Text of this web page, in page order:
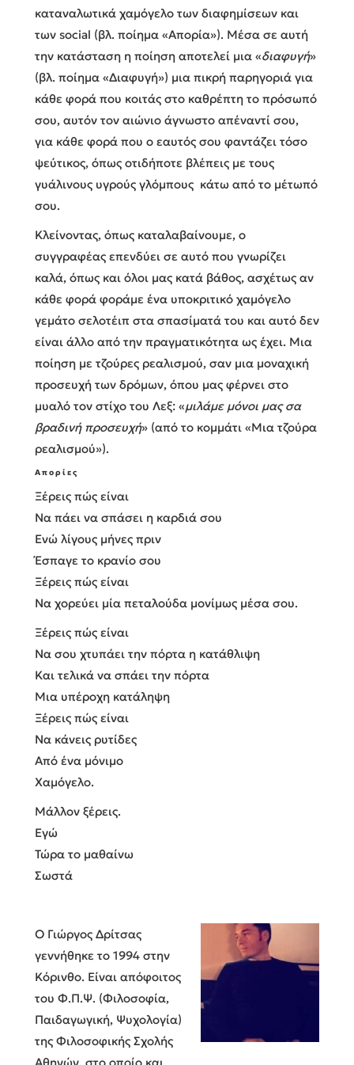
καταναλωτικά χαμόγελο των διαφημίσεων και
των social (βλ. ποίημα «Απορία»). Μέσα σε αυτή
την κατάσταση η ποίηση αποτελεί μια «διαφυγή»
(βλ. ποίημα «Διαφυγή») μια πικρή παρηγοριά για
κάθε φορά που κοιτάς στο καθρέπτη το πρόσωπό
σου, αυτόν τον αιώνιο άγνωστο απέναντί σου,
για κάθε φορά που ο εαυτός σου φαντάζει τόσο
ψεύτικος, όπως οτιδήποτε βλέπεις με τους
γυάλινους υγρούς γλόμπους κάτω από το μέτωπό
σου.
Κλείνοντας, όπως καταλαβαίνουμε, ο
συγγραφέας επενδύει σε αυτό που γνωρίζει
καλά, όπως και όλοι μας κατά βάθος, ασχέτως αν
κάθε φορά φοράμε ένα υποκριτικό χαμόγελο
γεμάτο σελοτέιπ στα σπασίματά του και αυτό δεν
είναι άλλο από την πραγματικότητα ως έχει. Μια
ποίηση με τζούρες ρεαλισμού, σαν μια μοναχική
προσευχή των δρόμων, όπου μας φέρνει στο
μυαλό τον στίχο του Λεξ: «μιλάμε μόνοι μας σα
βραδινή προσευχή» (από το κομμάτι «Μια τζούρα
ρεαλισμού»).
Απορίες
Ξέρεις πώς είναι
Να πάει να σπάσει η καρδιά σου
Ενώ λίγους μήνες πριν
Έσπαγε το κρανίο σου
Ξέρεις πώς είναι
Να χορεύει μία πεταλούδα μονίμως μέσα σου.
Ξέρεις πώς είναι
Να σου χτυπάει την πόρτα η κατάθλιψη
Και τελικά να σπάει την πόρτα
Μια υπέροχη κατάληψη
Ξέρεις πώς είναι
Να κάνεις ρυτίδες
Από ένα μόνιμο
Χαμόγελο.
Μάλλον ξέρεις.
Εγώ
Τώρα το μαθαίνω
Σωστά
Ο Γιώργος Δρίτσας
γεννήθηκε το 1994 στην
Κόρινθο. Είναι απόφοιτος
του Φ.Π.Ψ. (Φιλοσοφία,
Παιδαγωγική, Ψυχολογία)
της Φιλοσοφικής Σχολής